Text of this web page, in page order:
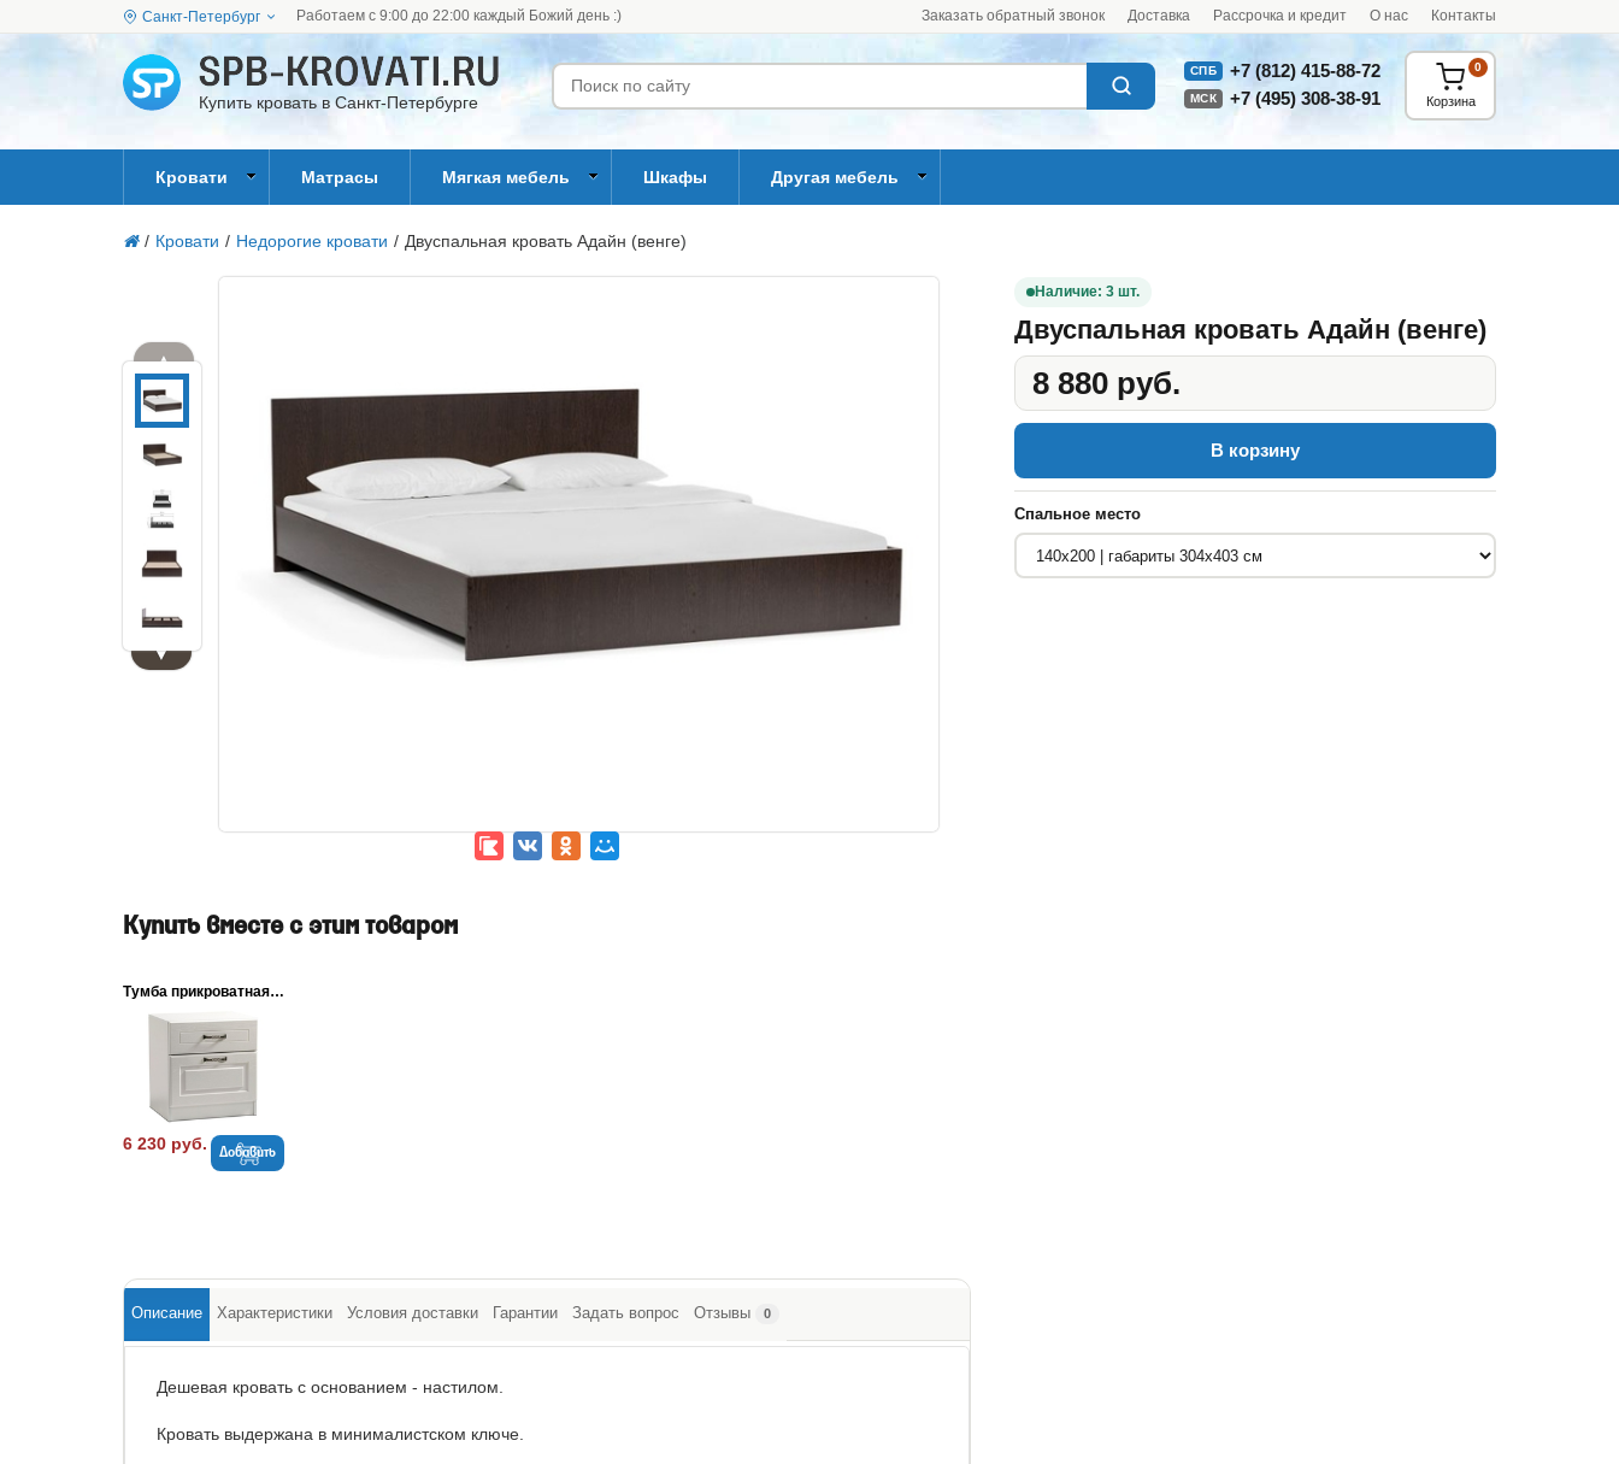
Санкт-Петербург Работаем с 9:00 до 22:00 каждый Божий день :) Заказать обратный звонок Доставка Рассрочка и кредит О нас Контакты
Купить кровать в Санкт-Петербурге
СПБ +7 (812) 415-88-72
МСК +7 (495) 308-38-91 Корзина
0
Кровати Матрасы Мягкая мебель Шкафы Другая мебель
/ Кровати / Недорогие кровати / Двуспальная кровать Адайн (венге)
▲
▼
Наличие: 3 шт.
Двуспальная кровать Адайн (венге)
8 880 руб.
В корзину
Спальное место
Купить вместе с этим товаром
Тумба прикроватная Ливерпуль...
6 230 руб. Добавить
Описание Характеристики Условия доставки Гарантии Задать вопрос Отзывы 0
Дешевая кровать с основанием - настилом.
Кровать выдержана в минималистском ключе.